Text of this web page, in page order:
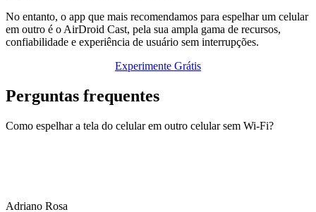
No entanto, o app que mais recomendamos para espelhar um celular
em outro é o AirDroid Cast, pela sua ampla gama de recursos,
confiabilidade e experiência de usuário sem interrupções.
Experimente Grátis
Perguntas frequentes
Como espelhar a tela do celular em outro celular sem Wi-Fi?
Adriano Rosa